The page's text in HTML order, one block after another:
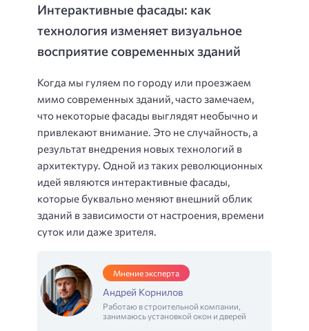
Интерактивные фасады: как
технология изменяет визуальное
восприятие современных зданий
Когда мы гуляем по городу или проезжаем
мимо современных зданий, часто замечаем,
что некоторые фасады выглядят необычно и
привлекают внимание. Это не случайность, а
результат внедрения новых технологий в
архитектуру. Одной из таких революционных
идей являются интерактивные фасады,
которые буквально меняют внешний облик
зданий в зависимости от настроения, времени
суток или даже зрителя.
Мнение эксперта
Андрей Корнилов
Работаю в строительной компании,
занимаюсь установкой окон и дверей